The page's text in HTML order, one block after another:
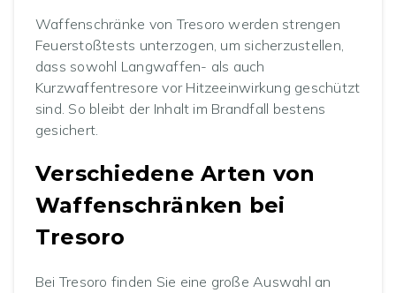
Waffenschränke von Tresoro werden strengen
Feuerstoßtests unterzogen, um sicherzustellen,
dass sowohl Langwaffen- als auch
Kurzwaffentresore vor Hitzeeinwirkung geschützt
sind. So bleibt der Inhalt im Brandfall bestens
gesichert.
Verschiedene Arten von
Waffenschränken bei
Tresoro
Bei Tresoro finden Sie eine große Auswahl an